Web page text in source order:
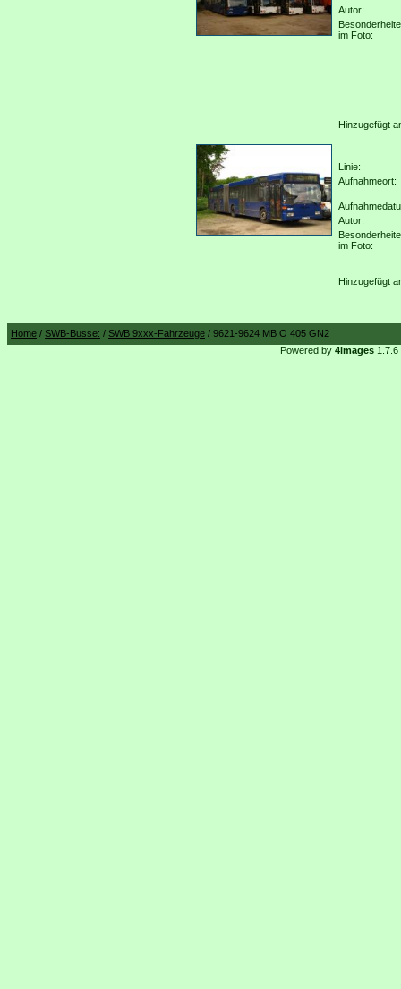
Autor:
im Foto:
Hinzugefügt
Linie:
Aufnahmeort:
Autor:
im Foto:
Hinzugefügt
Home / SWB-Busse: / SWB 9xxx-Fahrzeuge / 9621-9624 MB O 405 GN2
Powered by 4images1.7.6